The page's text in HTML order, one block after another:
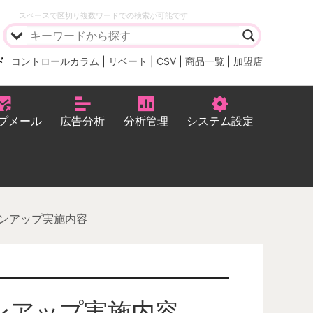
スペースで区切り複数ワードでの検索が可能です
コントロールカラム リベート CSV 商品一覧 加盟店
メール 広告分析 分析管理 システム設定
アップ実施内容